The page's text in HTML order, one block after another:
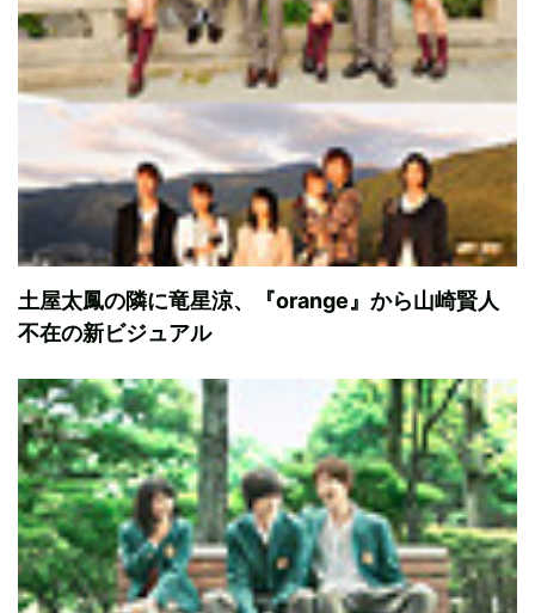
土屋太鳳の隣に竜星涼、『orange』から山崎賢人
不在の新ビジュアル